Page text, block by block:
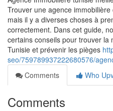
Trouver une agence
mais il y a diverses choses à
correctement. Dans cet guide,
certains conseils pour trouver la
Tunisie et prévenir les pièges
seo/759789937222680576/
Comments
Who
Comments